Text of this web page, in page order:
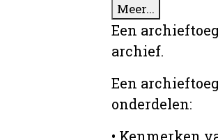
Meer...
Een
archief.
Een
onderdelen:
• Kenmerken